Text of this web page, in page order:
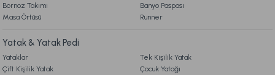
Bornoz Takımı
Banyo Paspası
Masa Örtüsü
Runner
Yatak & Yatak Pedi
Yataklar
Tek Kişilik Yatak
Çift Kişilik Yatak
Çocuk Yatağı